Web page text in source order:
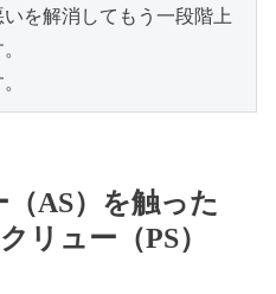
を解消してもう一段階上
AS）を触った
リュー（PS）